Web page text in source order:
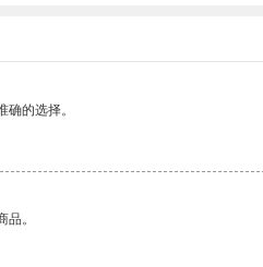
的选择。
。